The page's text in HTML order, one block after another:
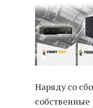
Наряду со